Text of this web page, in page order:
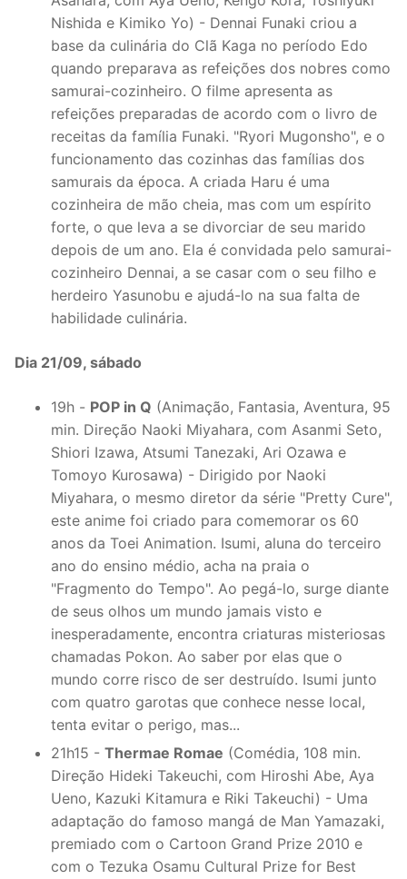
Nishida e Kimiko Yo) - Dennai Funaki criou a
base da culinária do Clã Kaga no período Edo
quando preparava as refeições dos nobres como
samurai-cozinheiro. O filme apresenta as
refeições preparadas de acordo com o livro de
receitas da família Funaki. "Ryori Mugonsho", e o
funcionamento das cozinhas das famílias dos
samurais da época. A criada Haru é uma
cozinheira de mão cheia, mas com um espírito
forte, o que leva a se divorciar de seu marido
depois de um ano. Ela é convidada pelo samurai-
cozinheiro Dennai, a se casar com o seu filho e
herdeiro Yasunobu e ajudá-lo na sua falta de
habilidade culinária.
Dia 21/09, sábado
19h - POP in Q (Animação, Fantasia, Aventura, 95
min. Direção Naoki Miyahara, com Asanmi Seto,
Shiori Izawa, Atsumi Tanezaki, Ari Ozawa e
Tomoyo Kurosawa) - Dirigido por Naoki
Miyahara, o mesmo diretor da série "Pretty Cure",
este anime foi criado para comemorar os 60
anos da Toei Animation. Isumi, aluna do terceiro
ano do ensino médio, acha na praia o
"Fragmento do Tempo". Ao pegá-lo, surge diante
de seus olhos um mundo jamais visto e
inesperadamente, encontra criaturas misteriosas
chamadas Pokon. Ao saber por elas que o
mundo corre risco de ser destruído. Isumi junto
com quatro garotas que conhece nesse local,
tenta evitar o perigo, mas...
21h15 - Thermae Romae (Comédia, 108 min.
Direção Hideki Takeuchi, com Hiroshi Abe, Aya
Ueno, Kazuki Kitamura e Riki Takeuchi) - Uma
adaptação do famoso mangá de Man Yamazaki,
premiado com o Cartoon Grand Prize 2010 e
com o Tezuka Osamu Cultural Prize for Best